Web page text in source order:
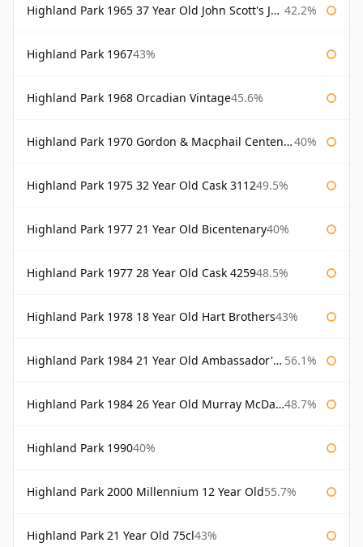
Highland Park 1965 37 Year Old John Scott's John Scott's 42.2%
Highland Park 196743%
Highland Park 1968 Orcadian Vintage45.6%
Highland Park 1970 Gordon & Macphail Centenary Reserve 40%
Highland Park 1975 32 Year Old Cask 311249.5%
Highland Park 1977 21 Year Old Bicentenary40%
Highland Park 1977 28 Year Old Cask 425948.5%
Highland Park 1978 18 Year Old Hart Brothers43%
Highland Park 1984 21 Year Old Ambassador's Cask 56.1%
Highland Park 1984 26 Year Old Murray McDavid 48.7%
Highland Park 199040%
Highland Park 2000 Millennium 12 Year Old55.7%
Highland Park 21 Year Old 75cl43%